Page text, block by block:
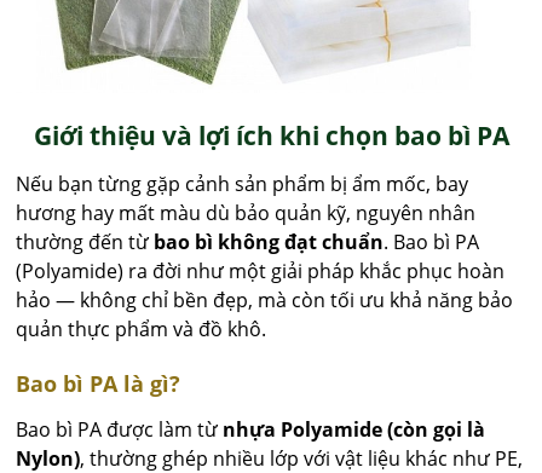
Giới thiệu và lợi ích khi chọn bao bì PA
Nếu bạn từng gặp cảnh sản phẩm bị ẩm mốc, bay
hương hay mất màu dù bảo quản kỹ, nguyên nhân
thường đến từ bao bì không đạt chuẩn. Bao bì PA
(Polyamide) ra đời như một giải pháp khắc phục hoàn
hảo — không chỉ bền đẹp, mà còn tối ưu khả năng bảo
quản thực phẩm và đồ khô.
Bao bì PA là gì?
Bao bì PA được làm từ nhựa Polyamide (còn gọi là
Nylon), thường ghép nhiều lớp với vật liệu khác như PE,